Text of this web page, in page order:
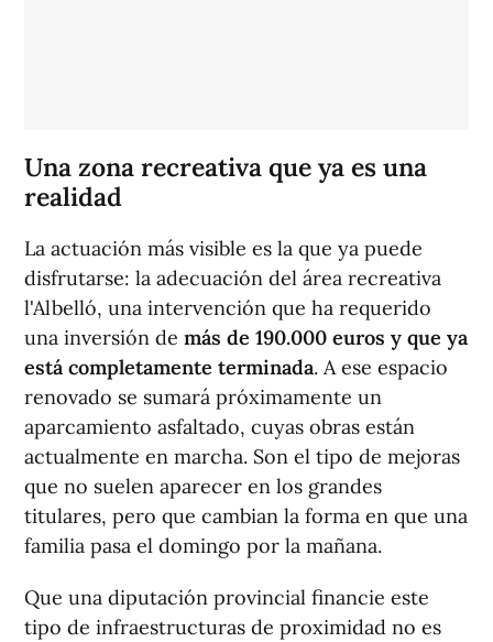
Una zona recreativa que ya es una
realidad
La actuación más visible es la que ya puede
disfrutarse: la adecuación del área recreativa
l'Albelló, una intervención que ha requerido
una inversión de más de 190.000 euros y que ya
está completamente terminada. A ese espacio
renovado se sumará próximamente un
aparcamiento asfaltado, cuyas obras están
actualmente en marcha. Son el tipo de mejoras
que no suelen aparecer en los grandes
titulares, pero que cambian la forma en que una
familia pasa el domingo por la mañana.
Que una diputación provincial financie este
tipo de infraestructuras de proximidad no es